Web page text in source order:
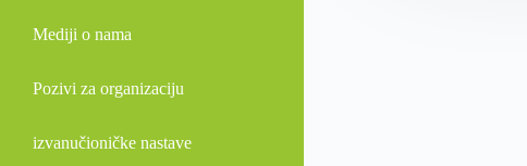
Mediji o nama
Pozivi za organizaciju
izvanučioničke nastave